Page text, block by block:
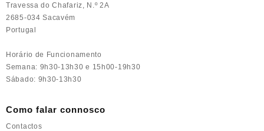
Travessa do Chafariz, N.º 2A
2685-034 Sacavém
Portugal
Horário de Funcionamento
Semana: 9h30-13h30 e 15h00-19h30
Sábado: 9h30-13h30
Como falar connosco
Contactos